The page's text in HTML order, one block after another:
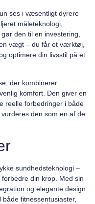
ses i væsentligt dyrere
måleteknologi,
den til en investering,
vægt – du får et værktøj,
optimere din livsstil på et
der kombinerer
komfort. Den giver en
reelle forbedringer i både
den som en af de
sundhedsteknologi –
din krop. Med sin
og elegante design
fitnessentusiaster,